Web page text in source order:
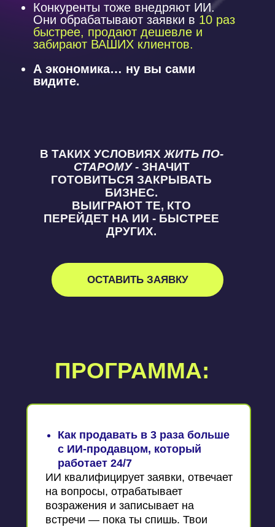
Конкуренты тоже внедряют ИИ.
Они обрабатывают заявки в 10 раз
быстрее, продают дешевле и
забирают ВАШИХ клиентов.
А экономика… ну вы сами
видите.
ОСТАВИТЬ ЗАЯВКУ
В ТАКИХ УСЛОВИЯХ ЖИТЬ ПО-
СТАРОМУ- ЗНАЧИТ
ГОТОВИТЬСЯ ЗАКРЫВАТЬ
БИЗНЕС.
ВЫИГРАЮТ ТЕ, КТО
ПЕРЕЙДЕТ НА ИИ - БЫСТРЕЕ
ДРУГИХ.
ПРОГРАММА:
Как продавать в 3 раза больше
с ИИ-продавцом, который
работает 24/7
ИИ квалифицирует заявки, отвечает
на вопросы, отрабатывает
возражения и записывает на
встречи — пока ты спишь. Твои